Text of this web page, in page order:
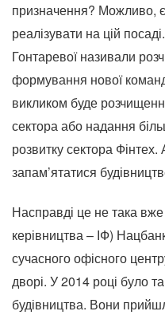
призначення? Можливо, є
реалізувати на цій
Гонтаревої називали
формування нової
викликом буде
сектора або надання
розвитку сектора
запам’ятатися
Насправді це не така
керівництва – ІФ)
сучасного офісного
дворі. У 2014 році було
будівництва. Вони